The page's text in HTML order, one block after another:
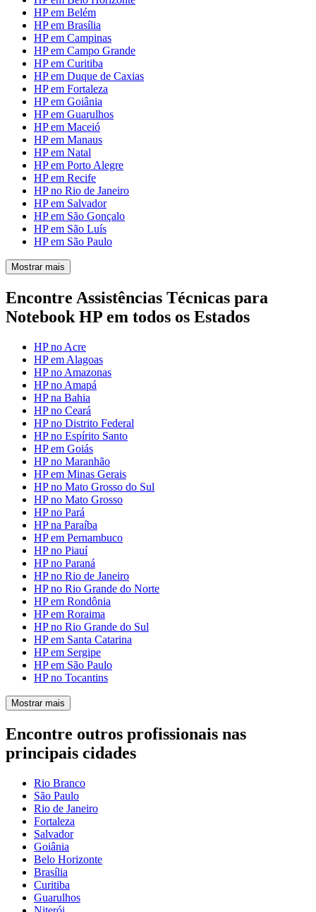
HP em Belém
HP em Brasília
HP em Campinas
HP em Campo Grande
HP em Curitiba
HP em Duque de Caxias
HP em Fortaleza
HP em Goiânia
HP em Guarulhos
HP em Maceió
HP em Manaus
HP em Natal
HP em Porto Alegre
HP em Recife
HP no Rio de Janeiro
HP em Salvador
HP em São Gonçalo
HP em São Luís
HP em São Paulo
Mostrar mais
Encontre Assistências Técnicas para
Notebook HP em todos os Estados
HP no Acre
HP em Alagoas
HP no Amazonas
HP no Amapá
HP na Bahia
HP no Ceará
HP no Distrito Federal
HP no Espírito Santo
HP em Goiás
HP no Maranhão
HP em Minas Gerais
HP no Mato Grosso do Sul
HP no Mato Grosso
HP no Pará
HP na Paraíba
HP em Pernambuco
HP no Piauí
HP no Paraná
HP no Rio de Janeiro
HP no Rio Grande do Norte
HP em Rondônia
HP em Roraima
HP no Rio Grande do Sul
HP em Santa Catarina
HP em Sergipe
HP em São Paulo
HP no Tocantins
Mostrar mais
Encontre outros profissionais nas
principais cidades
Rio Branco
São Paulo
Rio de Janeiro
Fortaleza
Salvador
Goiânia
Belo Horizonte
Brasília
Curitiba
Guarulhos